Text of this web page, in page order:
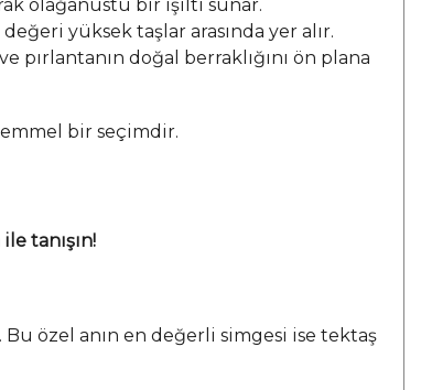
olağanüstü bir ışıltı sunar.
yüksek taşlar arasında yer alır.
doğal berraklığını ön plana
bir seçimdir.
tanışın!
özel anın en değerli simgesi ise tektaş